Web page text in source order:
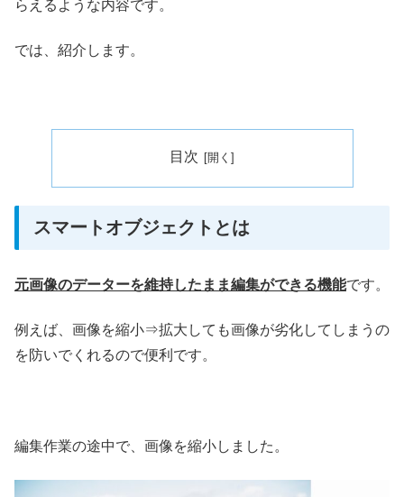
らえるような内容です。
では、紹介します。
目次
スマートオブジェクトとは
元画像のデーターを維持したまま編集ができる機能です。
例えば、画像を縮小⇒拡大しても画像が劣化してしまうの
を防いでくれるので便利です。
編集作業の途中で、画像を縮小しました。